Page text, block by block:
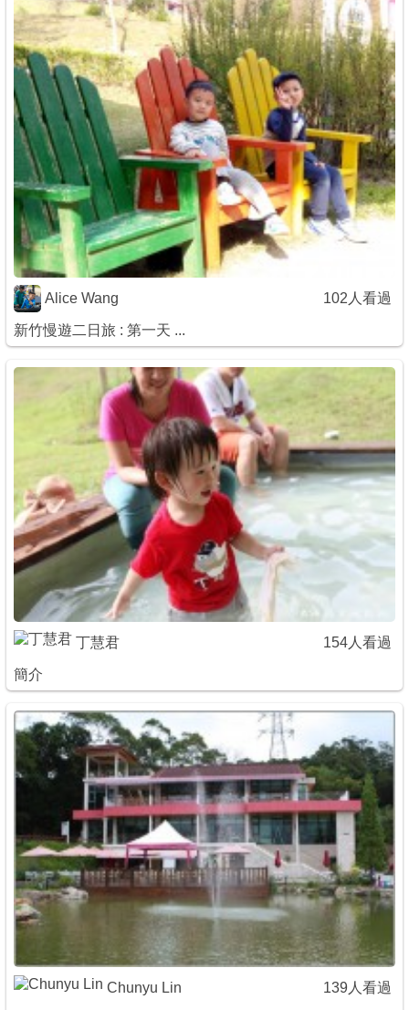
Alice Wang 102人看過
新竹慢遊二日旅 : 第一天 ...
丁慧君 154人看過
簡介
Chunyu Lin 139人看過